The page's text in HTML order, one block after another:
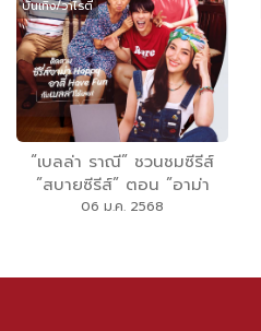
บันเทิง/วาไรตี้
“เบลล่า ราณี” ชวนชมซีรีส์
”สบายซีรีส์” ตอน ”อาม่า
HAPPY อาตี๋ HAVE FUN”
06 ม.ค. 2568